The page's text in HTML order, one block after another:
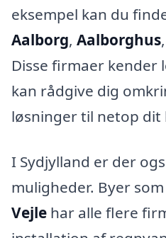
eksempel kan du
Aalborg, Aalborghus
Disse firmaer kender
kan rådgive dig
løsninger til netop dit
I Sydjylland er der
muligheder. Byer som
Vejle har alle flere